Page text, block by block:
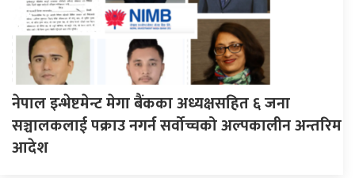
नेपाल इन्भेष्टमेन्ट मेगा बैंकका अध्यक्षसहित ६ जना
सञ्चालकलाई पक्राउ नगर्न सर्वोच्चको अल्पकालीन अन्तरिम
आदेश